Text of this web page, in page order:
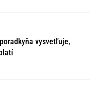
vysvetľuje,